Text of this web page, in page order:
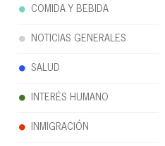
COMIDA Y BEBIDA
NOTICIAS GENERALES
SALUD
INTERÉS HUMANO
INMIGRACIÓN